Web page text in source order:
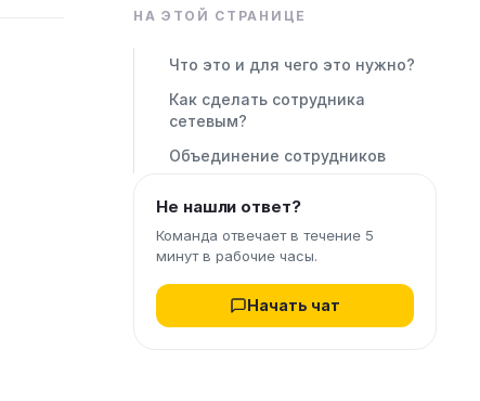
НА ЭТОЙ СТРАНИЦЕ
Что это и для чего это нужно?
Как сделать сотрудника
сетевым?
Объединение сотрудников
Не нашли ответ?
Команда отвечает в течение 5
минут в рабочие часы.
Начать чат